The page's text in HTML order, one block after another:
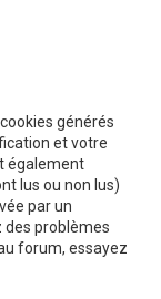
générés
et votre
également
lus ou non lus)
par un
problèmes
forum, essayez